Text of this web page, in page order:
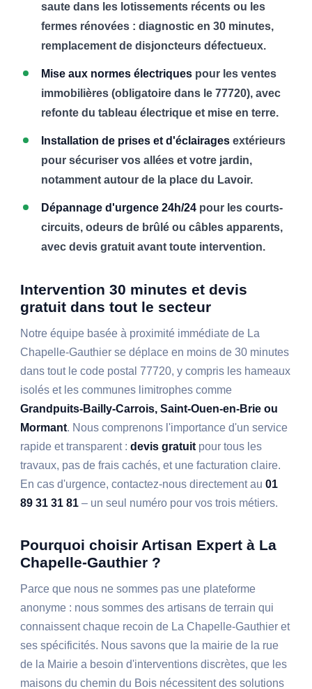
saute dans les lotissements récents ou les
fermes rénovées : diagnostic en 30 minutes,
remplacement de disjoncteurs défectueux.
Mise aux normes électriques pour les ventes
immobilières (obligatoire dans le 77720), avec
refonte du tableau électrique et mise en terre.
Installation de prises et d'éclairages extérieurs
pour sécuriser vos allées et votre jardin,
notamment autour de la place du Lavoir.
Dépannage d'urgence 24h/24 pour les courts-
circuits, odeurs de brûlé ou câbles apparents,
avec devis gratuit avant toute intervention.
Intervention 30 minutes et devis
gratuit dans tout le secteur
Notre équipe basée à proximité immédiate de La
Chapelle-Gauthier se déplace en moins de 30 minutes
dans tout le code postal 77720, y compris les hameaux
isolés et les communes limitrophes comme
Grandpuits-Bailly-Carrois, Saint-Ouen-en-Brie ou
Mormant. Nous comprenons l'importance d'un service
rapide et transparent :devis gratuitpour tous les
travaux, pas de frais cachés, et une facturation claire.
En cas d'urgence, contactez-nous directement au01
89 31 31 81 – un seul numéro pour vos trois métiers.
Pourquoi choisir Artisan Expert à La
Chapelle-Gauthier ?
Parce que nous ne sommes pas une plateforme
anonyme : nous sommes des artisans de terrain qui
connaissent chaque recoin de La Chapelle-Gauthier et
ses spécificités. Nous savons que la mairie de la rue
de la Mairie a besoin d'interventions discrètes, que les
maisons du chemin du Bois nécessitent des solutions